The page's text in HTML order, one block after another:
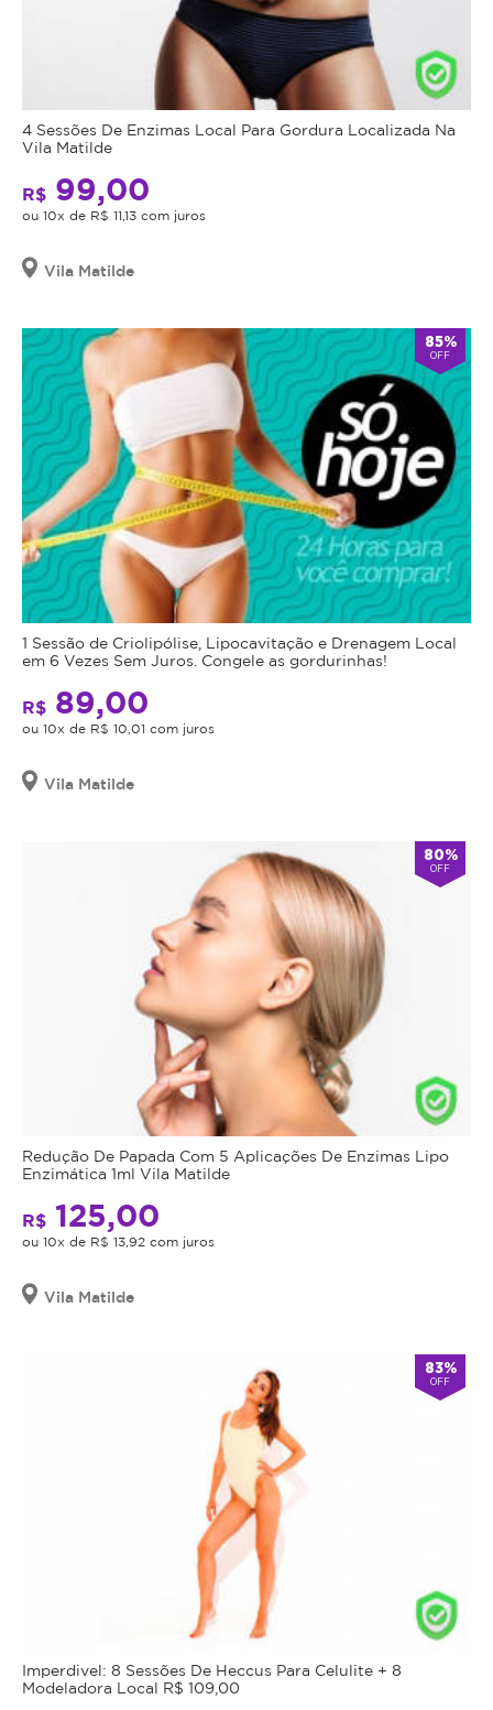
4 Sessões De Enzimas Local Para Gordura Localizada Na
Vila Matilde
R$ 99,00
ou 10x de R$ 11,13 com juros
Vila Matilde
85%
OFF
1 Sessão de Criolipólise, Lipocavitação e Drenagem Local
em 6 Vezes Sem Juros. Congele as gordurinhas!
R$ 89,00
ou 10x de R$ 10,01 com juros
Vila Matilde
80%
OFF
Redução De Papada Com 5 Aplicações De Enzimas Lipo
Enzimática 1ml Vila Matilde
R$ 125,00
ou 10x de R$ 13,92 com juros
Vila Matilde
83%
OFF
Imperdivel: 8 Sessões De Heccus Para Celulite + 8
Modeladora Local R$ 109,00